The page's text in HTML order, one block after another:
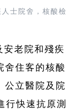
士院舍，核酸檢
安老院和殘疾
舍住客的核酸
公立醫院及院
行快速抗原測